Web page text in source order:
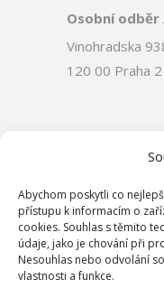
Abychom poskytli co
přístupu k informacím o
cookies. Souhlas s těmito
údaje, jako je chování při
Nesouhlas nebo odvolání
vlastnosti a funkce.
Osobní
Vinohradska
120 00 Praha 2